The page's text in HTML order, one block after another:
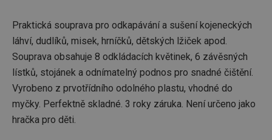
Praktická souprava pro odkapávání a sušení kojeneckých
láhví, dudlíků, misek, hrníčků, dětských lžiček apod.
Souprava obsahuje 8 odkládacích květinek, 6 závěsných
lístků, stojánek a odnímatelný podnos pro snadné čištění.
Vyrobeno z prvotřídního odolného plastu, vhodné do
myčky. Perfektně skladné. 3 roky záruka. Není určeno jako
hračka pro děti.